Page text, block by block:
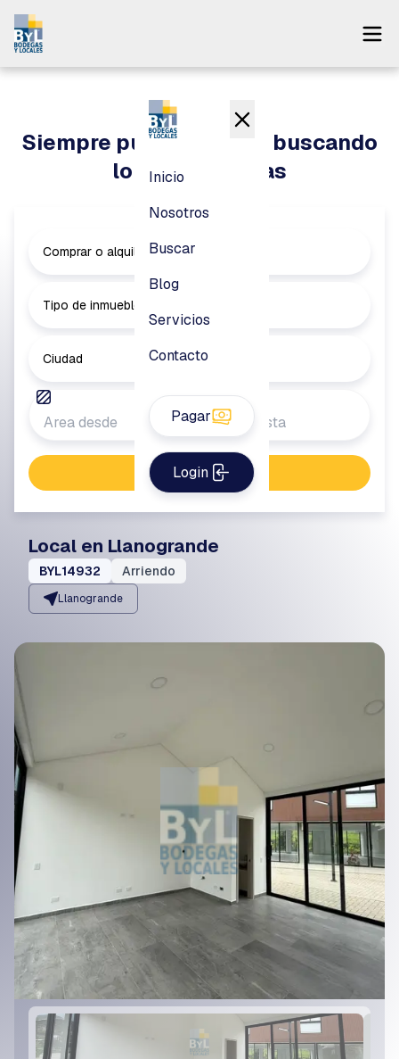
Nosotros
Pagar
Inicio
Nosotros
Buscar
Blog
Servicios
Contacto
Pagar
Login
Siempre puedes seguir buscando
lo que necesitas
Comprar o alquilar
Tipo de inmueble
Ciudad
Buscar propiedad
Local en Llanogrande
BYL14932 Arriendo
Llanogrande